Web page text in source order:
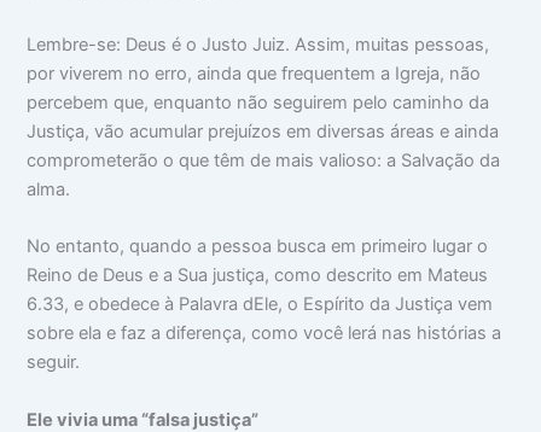
Lembre-se: Deus é o Justo Juiz. Assim, muitas pessoas,
por viverem no erro, ainda que frequentem a Igreja, não
percebem que, enquanto não seguirem pelo caminho da
Justiça, vão acumular prejuízos em diversas áreas e ainda
comprometerão o que têm de mais valioso: a Salvação da
alma.
No entanto, quando a pessoa busca em primeiro lugar o
Reino de Deus e a Sua justiça, como descrito em Mateus
6.33, e obedece à Palavra dEle, o Espírito da Justiça vem
sobre ela e faz a diferença, como você lerá nas histórias a
seguir.
Ele vivia uma “falsa justiça”